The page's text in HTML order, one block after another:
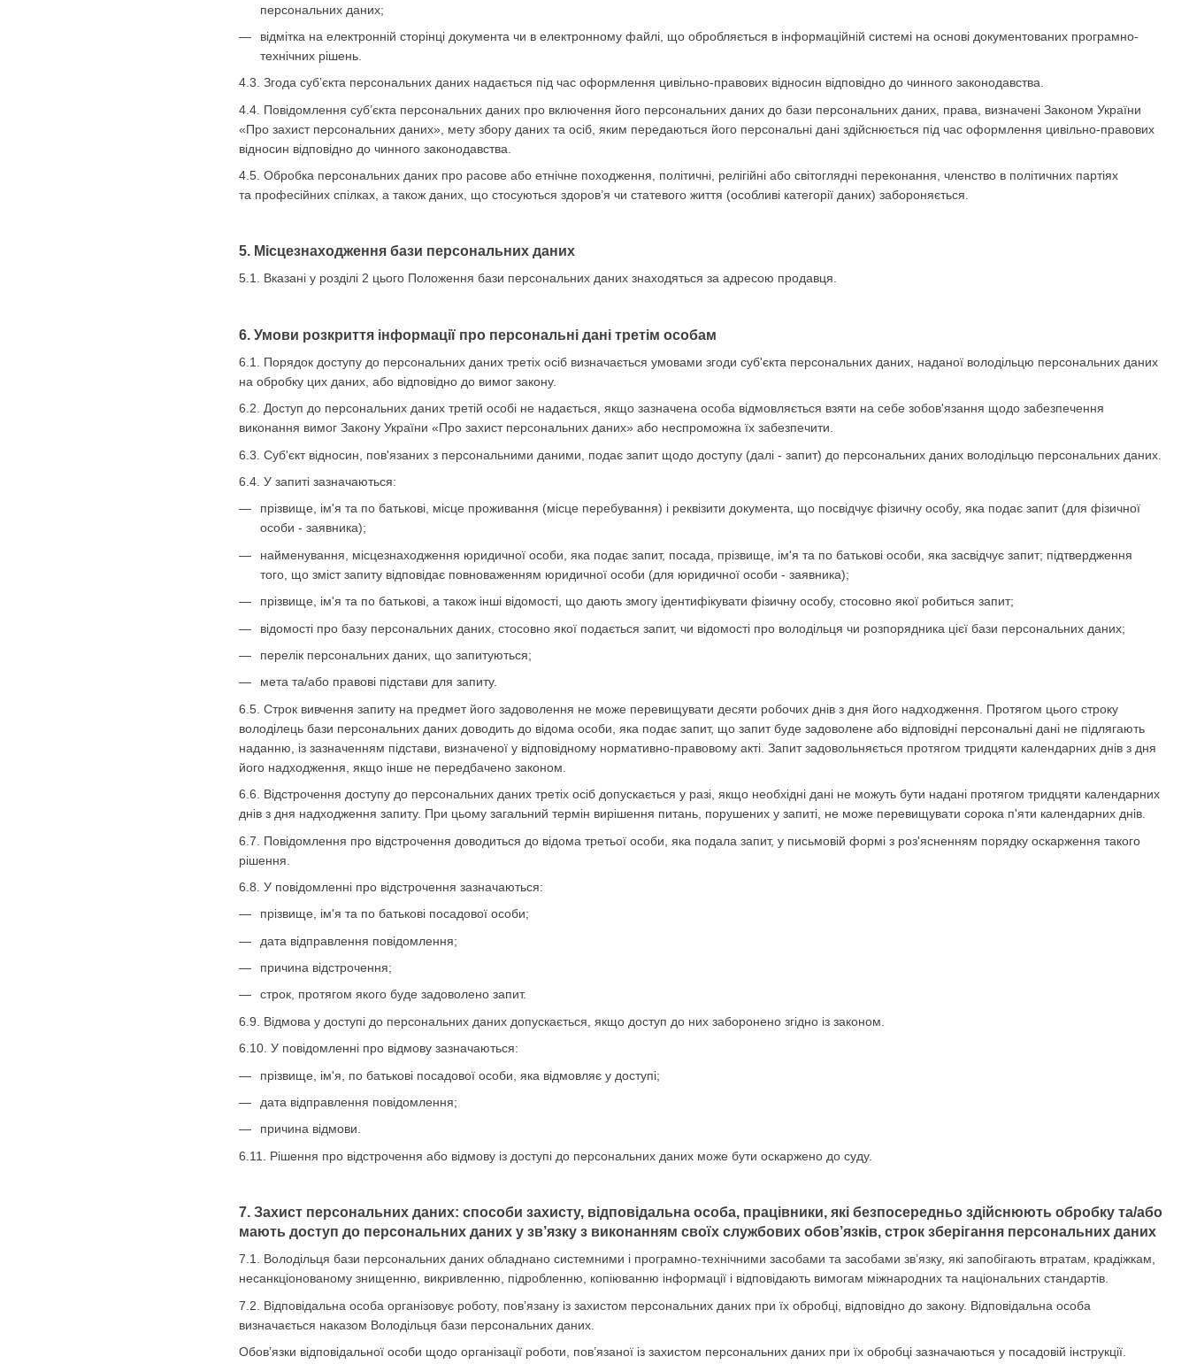
персональних даних;
відмітка на електронній сторінці документа чи в електронному файлі, що обробляється в інформаційній системі на основі документованих програмно-
технічних рішень.
4.3. Згода суб’єкта персональних даних надається під час оформлення цивільно-правових відносин відповідно до чинного законодавства.
4.4. Повідомлення суб’єкта персональних даних про включення його персональних даних до бази персональних даних, права, визначені Законом України
«Про захист персональних даних», мету збору даних та осіб, яким передаються його персональні дані здійснюється під час оформлення цивільно-правових
відносин відповідно до чинного законодавства.
4.5. Обробка персональних даних про расове або етнічне походження, політичні, релігійні або світоглядні переконання, членство в політичних партіях
та професійних спілках, а також даних, що стосуються здоров’я чи статевого життя (особливі категорії даних) забороняється.
5. Місцезнаходження бази персональних даних
5.1. Вказані у розділі 2 цього Положення бази персональних даних знаходяться за адресою продавця.
6. Умови розкриття інформації про персональні дані третім особам
6.1. Порядок доступу до персональних даних третіх осіб визначається умовами згоди суб'єкта персональних даних, наданої володільцю персональних даних
на обробку цих даних, або відповідно до вимог закону.
6.2. Доступ до персональних даних третій особі не надається, якщо зазначена особа відмовляється взяти на себе зобов'язання щодо забезпечення
виконання вимог Закону України «Про захист персональних даних» або неспроможна їх забезпечити.
6.3. Суб'єкт відносин, пов'язаних з персональними даними, подає запит щодо доступу (далі - запит) до персональних даних володільцю персональних даних.
6.4. У запиті зазначаються:
прізвище, ім'я та по батькові, місце проживання (місце перебування) і реквізити документа, що посвідчує фізичну особу, яка подає запит (для фізичної
особи - заявника);
найменування, місцезнаходження юридичної особи, яка подає запит, посада, прізвище, ім'я та по батькові особи, яка засвідчує запит; підтвердження
того, що зміст запиту відповідає повноваженням юридичної особи (для юридичної особи - заявника);
прізвище, ім'я та по батькові, а також інші відомості, що дають змогу ідентифікувати фізичну особу, стосовно якої робиться запит;
відомості про базу персональних даних, стосовно якої подається запит, чи відомості про володільця чи розпорядника цієї бази персональних даних;
перелік персональних даних, що запитуються;
мета та/або правові підстави для запиту.
6.5. Строк вивчення запиту на предмет його задоволення не може перевищувати десяти робочих днів з дня його надходження. Протягом цього строку
володілець бази персональних даних доводить до відома особи, яка подає запит, що запит буде задоволене або відповідні персональні дані не підлягають
наданню, із зазначенням підстави, визначеної у відповідному нормативно-правовому акті. Запит задовольняється протягом тридцяти календарних днів з дня
його надходження, якщо інше не передбачено законом.
6.6. Відстрочення доступу до персональних даних третіх осіб допускається у разі, якщо необхідні дані не можуть бути надані протягом тридцяти календарних
днів з дня надходження запиту. При цьому загальний термін вирішення питань, порушених у запиті, не може перевищувати сорока п'яти календарних днів.
6.7. Повідомлення про відстрочення доводиться до відома третьої особи, яка подала запит, у письмовій формі з роз'ясненням порядку оскарження такого
рішення.
6.8. У повідомленні про відстрочення зазначаються:
прізвище, ім'я та по батькові посадової особи;
дата відправлення повідомлення;
причина відстрочення;
строк, протягом якого буде задоволено запит.
6.9. Відмова у доступі до персональних даних допускається, якщо доступ до них заборонено згідно із законом.
6.10. У повідомленні про відмову зазначаються:
прізвище, ім'я, по батькові посадової особи, яка відмовляє у доступі;
дата відправлення повідомлення;
причина відмови.
6.11. Рішення про відстрочення або відмову із доступі до персональних даних може бути оскаржено до суду.
7. Захист персональних даних: способи захисту, відповідальна особа, працівники, які безпосередньо здійснюють обробку та/або
мають доступ до персональних даних у зв’язку з виконанням своїх службових обов’язків, строк зберігання персональних даних
7.1. Володільця бази персональних даних обладнано системними і програмно-технічними засобами та засобами зв’язку, які запобігають втратам, крадіжкам,
несанкціонованому знищенню, викривленню, підробленню, копіюванню інформації і відповідають вимогам міжнародних та національних стандартів.
7.2. Відповідальна особа організовує роботу, пов’язану із захистом персональних даних при їх обробці, відповідно до закону. Відповідальна особа
визначається наказом Володільця бази персональних даних.
Обов’язки відповідальної особи щодо організації роботи, пов’язаної із захистом персональних даних при їх обробці зазначаються у посадовій інструкції.